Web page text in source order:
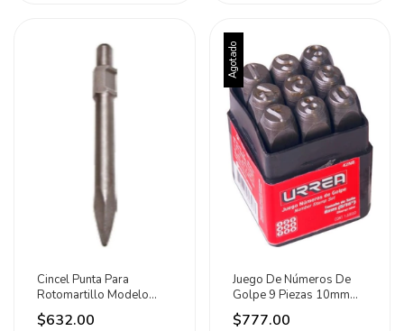
Cincel Punta Para
Rotomartillo Modelo
Tka-rm33 Tonka
$632.00
Agotado
Juego De Números De
Golpe 9 Piezas 10mm
Urrea
$777.00